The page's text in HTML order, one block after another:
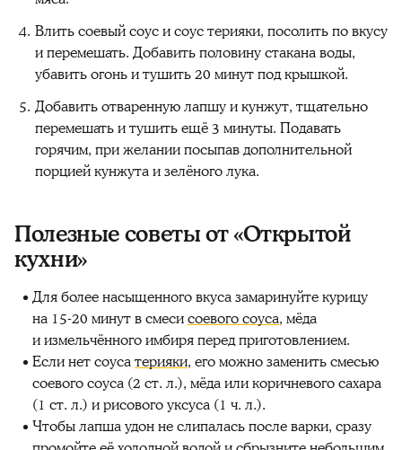
Влить соевый соус и соус терияки, посолить по вкусу
и перемешать. Добавить половину стакана воды,
убавить огонь и тушить 20 минут под крышкой.
Добавить отваренную лапшу и кунжут, тщательно
перемешать и тушить ещё 3 минуты. Подавать
горячим, при желании посыпав дополнительной
порцией кунжута и зелёного лука.
Полезные советы от «Открытой
кухни»
Для более насыщенного вкуса замаринуйте курицу
на 15-20 минут в смесисоевого соуса, мёда
и измельчённого имбиря перед приготовлением.
Если нет соусатерияки, его можно заменить смесью
соевого соуса (2 ст. л.), мёда или коричневого сахара
(1 ст. л.) и рисового уксуса (1 ч. л.).
Чтобы лапша удон не слипалась после варки, сразу